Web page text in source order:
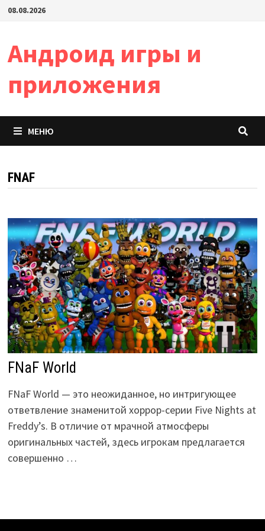
Перейти
08.08.2026
Андроид игры и
приложения
МЕНЮ
FNAF
FNaF World
FNaF World — это неожиданное, но интригующее
ответвление знаменитой хоррор-серии Five Nights at
Freddy’s. В отличие от мрачной атмосферы
оригинальных частей, здесь игрокам предлагается
совершенно …